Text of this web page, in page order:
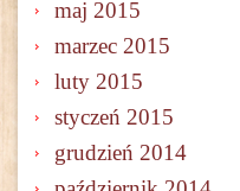
maj 2015
marzec 2015
luty 2015
styczeń 2015
grudzień 2014